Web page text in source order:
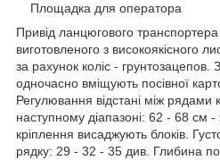
Площадка для оператора
Привід ланцюгового
виготовленого з високоякісного
за рахунок коліс - грунтозацепов.
одночасно вміщують посівної
Регулювання відстані між рядами
наступному діапазоні: 62 - 68 см
кріплення висаджують блоків.
рядку: 29 - 32 - 35 див. Глибина